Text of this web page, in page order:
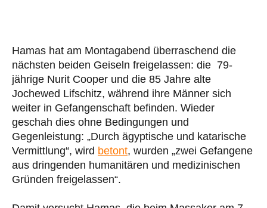
Hamas hat am Montagabend überraschend die
nächsten beiden Geiseln freigelassen: die 79-
jährige Nurit Cooper und die 85 Jahre alte
Jochewed Lifschitz, während ihre Männer sich
weiter in Gefangenschaft befinden. Wieder
geschah dies ohne Bedingungen und
Gegenleistung: „Durch ägyptische und katarische
Vermittlung“, wird betont, wurden „zwei Gefangene
aus dringenden humanitären und medizinischen
Gründen freigelassen“.